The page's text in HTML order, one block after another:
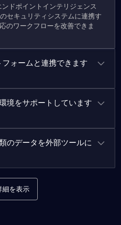
ドポイントインテリジェンス
セキュリティシステムに連携す
のワークフローを改善できま
ォームと連携できます
境をサポートしています
のデータを外部ツールに
細を表示